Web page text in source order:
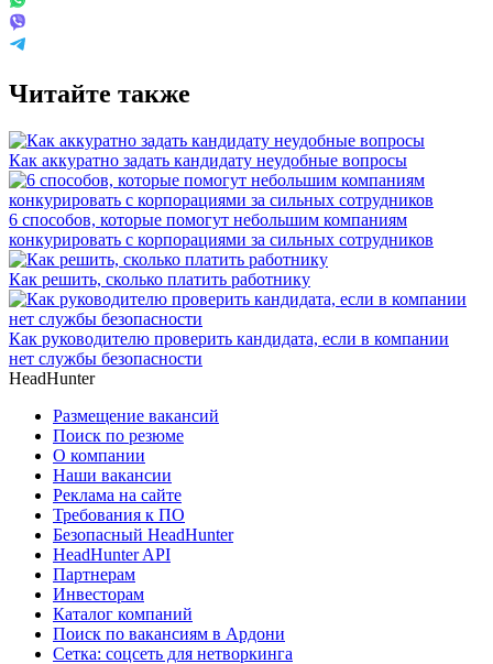
Читайте также
Как аккуратно задать кандидату неудобные вопросы
6 способов, которые помогут небольшим компаниям
конкурировать с корпорациями за сильных сотрудников
Как решить, сколько платить работнику
Как руководителю проверить кандидата, если в компании
нет службы безопасности
HeadHunter
Размещение вакансий
Поиск по резюме
О компании
Наши вакансии
Реклама на сайте
Требования к ПО
Безопасный HeadHunter
HeadHunter API
Партнерам
Инвесторам
Каталог компаний
Поиск по вакансиям в Ардони
Сетка: соцсеть для нетворкинга